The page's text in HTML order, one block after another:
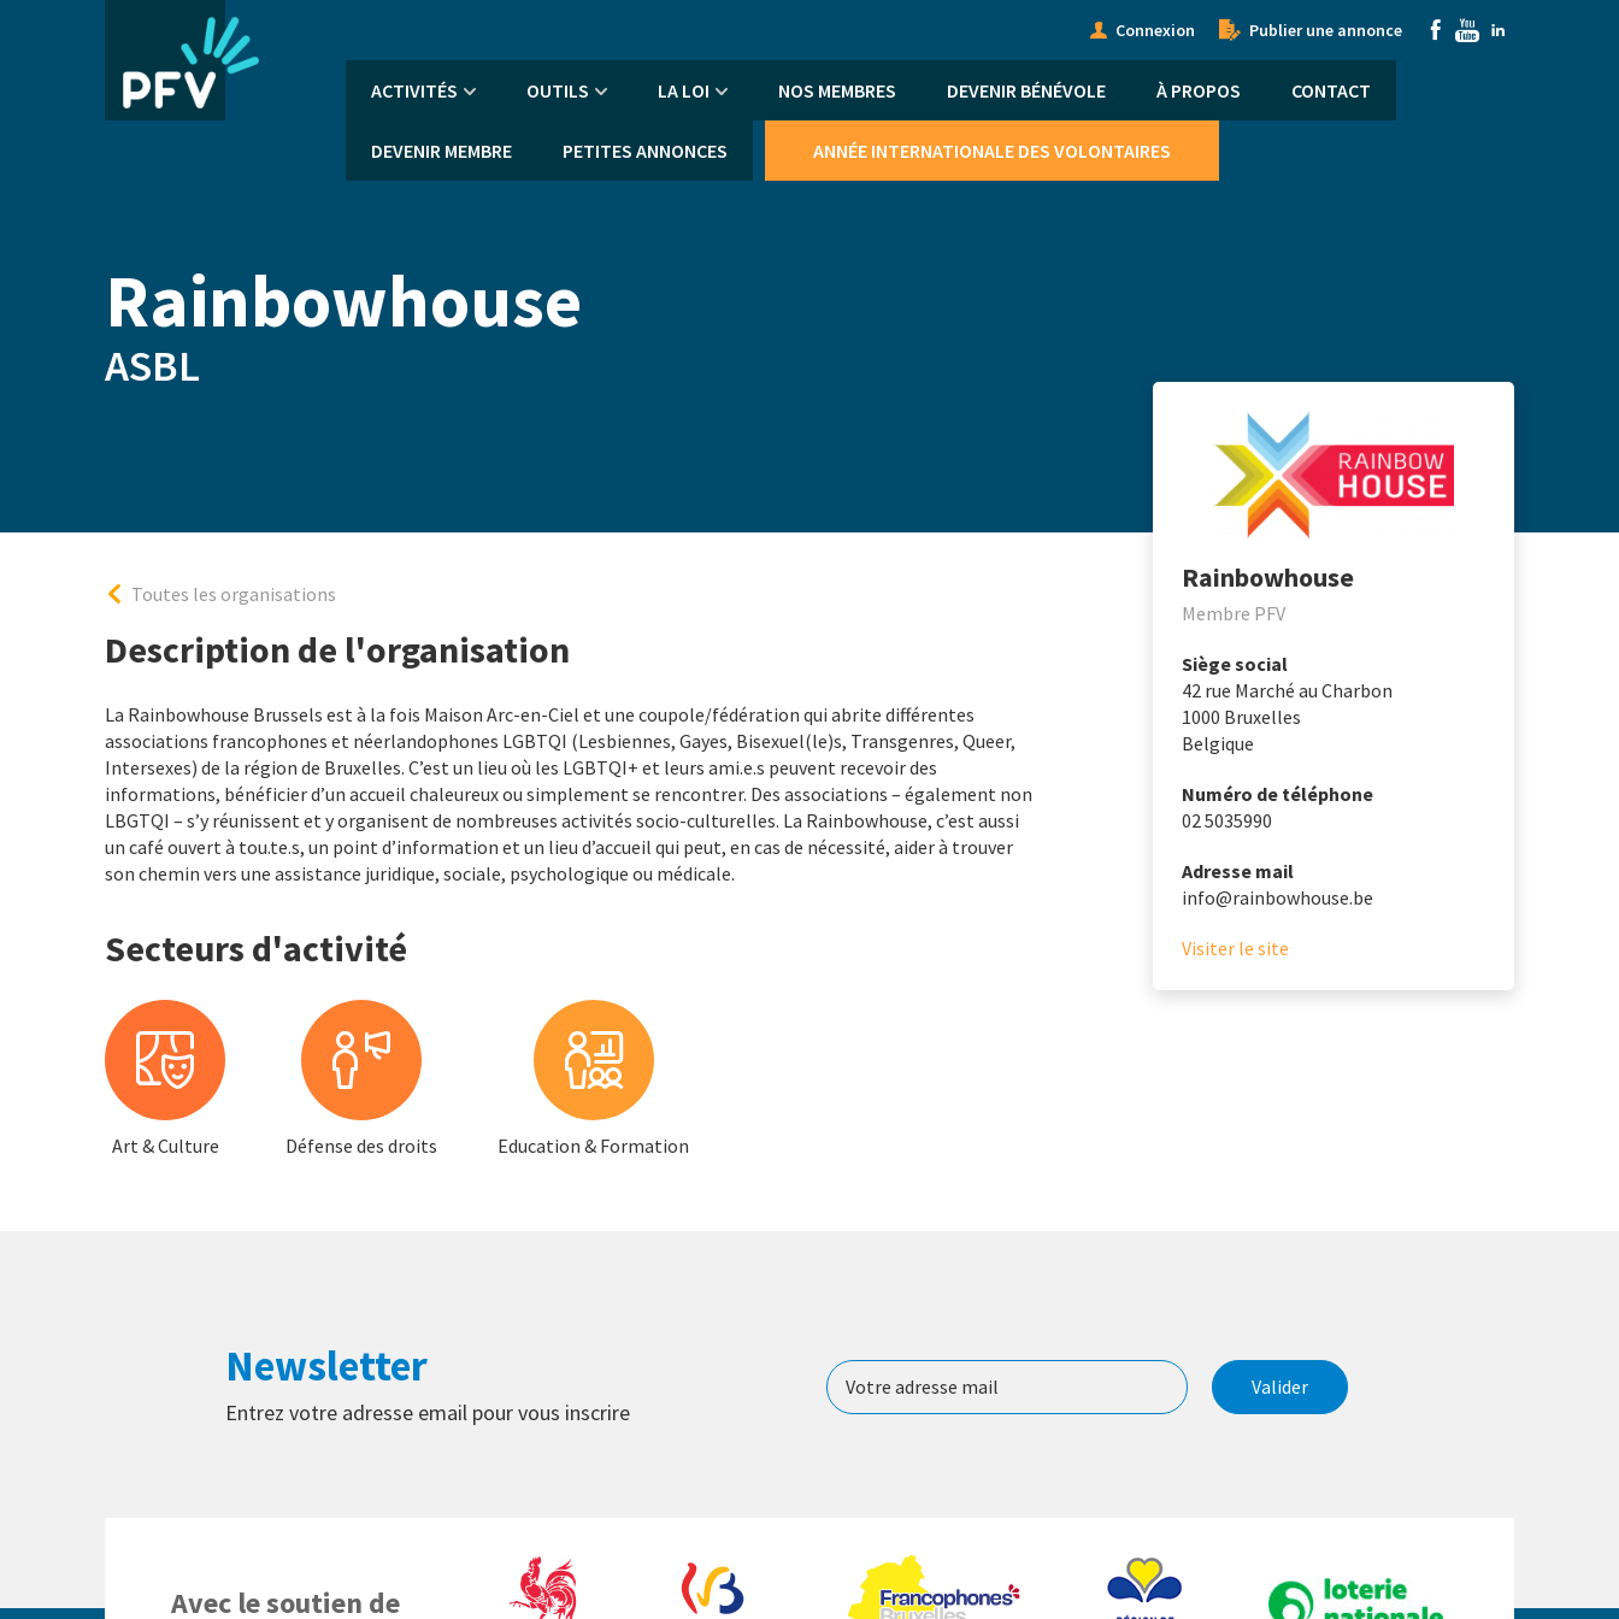
Anonymous
menu
Connexion Publier une annonce
Submenu
Navigation
ACTIVITÉS OUTILS LA LOI NOS MEMBRES DEVENIR BÉNÉVOLE À PROPOS CONTACT
DEVENIR MEMBRE PETITES ANNONCES ANNÉE INTERNATIONALE DES VOLONTAIRES
Rainbowhouse
ASBL
Toutes les organisations
Description de l'organisation
La Rainbowhouse Brussels est à la fois Maison Arc-en-Ciel et une coupole/fédération qui abrite différentes
associations francophones et néerlandophones LGBTQI (Lesbiennes, Gayes, Bisexuel(le)s, Transgenres, Queer,
Intersexes) de la région de Bruxelles. C’est un lieu où les LGBTQI+ et leurs ami.e.s peuvent recevoir des
informations, bénéficier d’un accueil chaleureux ou simplement se rencontrer. Des associations – également non
LBGTQI – s’y réunissent et y organisent de nombreuses activités socio-culturelles. La Rainbowhouse, c’est aussi
un café ouvert à tou.te.s, un point d’information et un lieu d’accueil qui peut, en cas de nécessité, aider à trouver
son chemin vers une assistance juridique, sociale, psychologique ou médicale.
Secteurs d'activité
Art & Culture Défense des droits Education & Formation
Rainbowhouse
Membre PFV
Siège social
42 rue Marché au Charbon
1000 Bruxelles
Belgique
Numéro de téléphone
02 5035990
Adresse mail
info@rainbowhouse.be
Visiter le site
Newsletter
Entrez votre adresse email pour vous inscrire
Valider
Avec le soutien de